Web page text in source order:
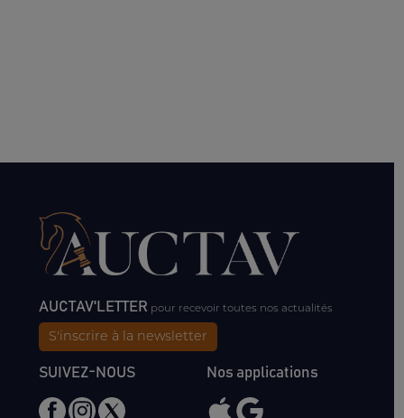
AUCTAV'LETTER pour recevoir toutes nos actualités
S'inscrire à la newsletter
SUIVEZ-NOUS Nos applications